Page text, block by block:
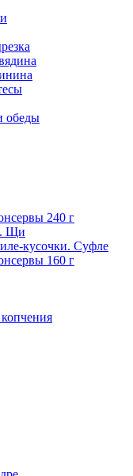
обеды
240 г
Щи
кусочки. Суфле
160 г